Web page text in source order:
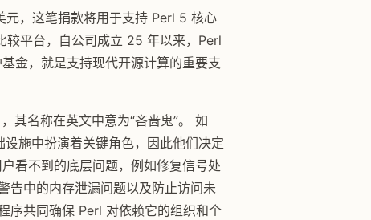
，这笔捐款将用于支持 Perl 5 核心
平台，自公司成立 25 年以来，Perl
金，就是支持现代开源计算的重要支
其名称在英文中意为“吝啬鬼”。 如
施中扮演着关键角色，因此他们决定
看不到的底层问题，例如修复信号处
告中的内存泄漏问题以及防止访问未
序共同确保 Perl 对依赖它的组织和个